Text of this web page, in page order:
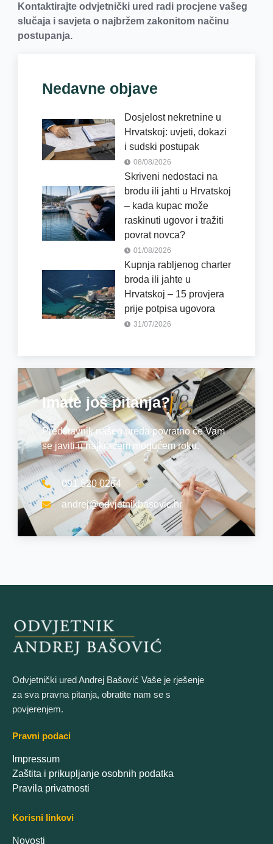
Kontaktirajte odvjetnički ured radi procjene vašeg
slučaja i savjeta o najbržem zakonitom načinu
postupanja.
Nedavne objave
Dosjelost nekretnine u
Hrvatskoj: uvjeti, dokazi
i sudski postupak
08/08/2026
Skriveni nedostaci na
brodu ili jahti u Hrvatskoj
– kada kupac može
raskinuti ugovor i tražiti
povrat novca?
01/08/2026
Kupnja rabljenog charter
broda ili jahte u
Hrvatskoj – 15 provjera
prije potpisa ugovora
31/07/2026
Imate još pitanja?
Predstavnik našeg ureda povratno će Vam
se javiti u najkraćem mogućem roku.
091 520 0264
andrej@odvjetnikbasovic.hr
Odvjetnički ured Andrej Bašović Vaše je rješenje
za sva pravna pitanja, obratite nam se s
povjerenjem.
Pravni podaci
Impressum
Zaštita i prikupljanje osobnih podatka
Pravila privatnosti
Korisni linkovi
Novosti